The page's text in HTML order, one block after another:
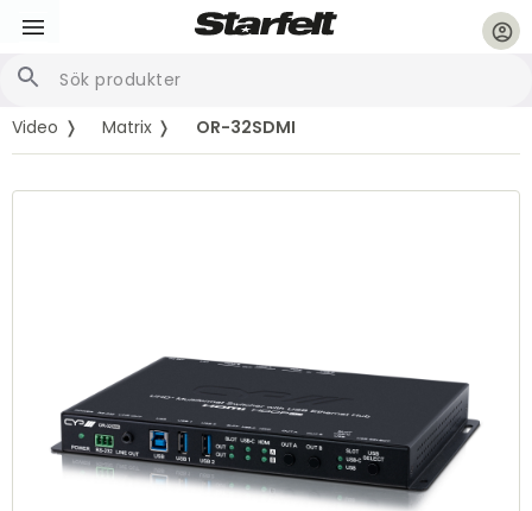
account_circle
Video ❭ Matrix ❭ OR-32SDMI